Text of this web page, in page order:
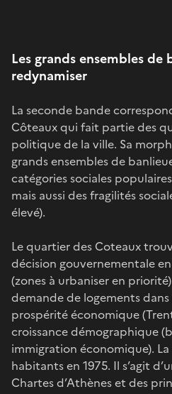
Les grands ensembles de
redynamiser
La seconde bande
Côteaux qui fait partie des
politique de la ville. Sa
grands ensembles de
catégories sociales
mais aussi des fragilités
élevé).
Le quartier des Coteaux
décision gouvernementale
(zones à urbaniser en
demande de logements
prospérité économique
croissance démographique
immigration économique).
habitants en 1975. Il s’agit
Chartes d’Athènes et des